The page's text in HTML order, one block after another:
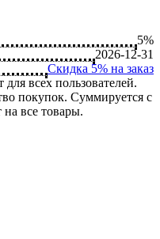
5%
2026-12-31
Скидка 5% на заказ
всех пользователей.
покупок. Суммируется с
все товары.